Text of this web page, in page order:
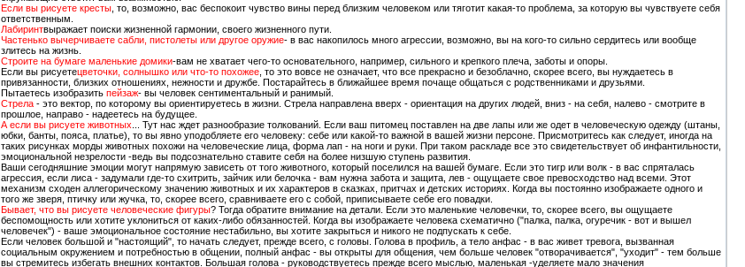
Если вы рисуете кресты , то, возможно, вас беспокоит чувство вины перед близким человеком или тяготит какая-то проблема, за которую вы чувствуете себя
ответственным.
Лабиринтвыражает поиски жизненной гармонии, своего жизненного пути.
Частенько вычерчиваете сабли, пистолеты или другое оружие- в вас накопилось много агрессии, возможно, вы на кого-то сильно сердитесь или вообще
злитесь на жизнь.
Строите на бумаге маленькие домики-вам не хватает чего-то основательного, например, сильного и крепкого плеча, заботы и опоры.
Если вы рисуетецветочки, солнышко или что-то похожее , то это вовсе не означает, что все прекрасно и безоблачно, скорее всего, вы нуждаетесь в
привязанности, близких отношениях, нежности и дружбе. Постарайтесь в ближайшее время почаще общаться с родственниками и друзьями.
Пытаетесь изобразить пейзаж- вы человек сентиментальный и ранимый.
Стрела - это вектор, по которому вы ориентируетесь в жизни. Стрела направлена вверх - ориентация на других людей, вниз - на себя, налево - смотрите в
прошлое, направо - надеетесь на будущее.
А если вы рисуете животных ... Тут нас ждет разнообразие толкований. Если ваш питомец поставлен на две лапы или же одет в человеческую одежду (штаны,
юбки, банты, пояса, платье), то вы явно уподобляете его человеку: себе или какой-то важной в вашей жизни персоне. Присмотритесь как следует, иногда на
таких рисунках морды животных похожи на человеческие лица, форма лап - на ноги и руки. При таком раскладе все это свидетельствует об инфантильности,
эмоциональной незрелости -ведь вы подсознательно ставите себя на более низшую ступень развития.
Ваши сегодняшние эмоции могут напрямую зависеть от того животного, который поселился на вашей бумаге. Если это тигр или волк - в вас спряталась
агрессия, если лиса - задумали где-то схитрить, зайчик или белочка - вам нужна забота и защита, лев - ощущаете свое превосходство над всеми. Этот
механизм сходен аллегорическому значению животных и их характеров в сказках, притчах и детских историях. Когда вы постоянно изображаете одного и
того же зверя, птичку или жучка, то, скорее всего, сравниваете его с собой, приписываете себе его повадки.
Бывает, что вы рисуете человеческие фигуры? Тогда обратите внимание на детали. Если это маленькие человечки, то, скорее всего, вы ощущаете
беспомощность или хотите уклониться от каких-либо обязанностей. Когда вы изображаете человека схематично ("палка, палка, огуречик - вот и вышел
человечек") - ваше эмоциональное состояние нестабильно, вы хотите закрыться и никого не подпускать к себе.
Если человек большой и "настоящий", то начать следует, прежде всего, с головы. Голова в профиль, а тело анфас - в вас живет тревога, вызванная
социальным окружением и потребностью в общении, полный анфас - вы открыты для общения, чем больше человек "отворачивается", "уходит" - тем больше
вы стремитесь избегать внешних контактов. Большая голова - руководствуетесь прежде всего мыслью, маленькая -уделяете мало значения